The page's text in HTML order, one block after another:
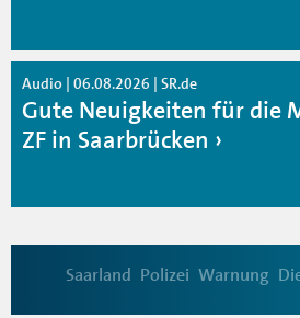
Audio | 06.08.2026 | SR.de
Gute Neuigkeiten für die
ZF in Saarbrücken
Saarland Polizei Warnung